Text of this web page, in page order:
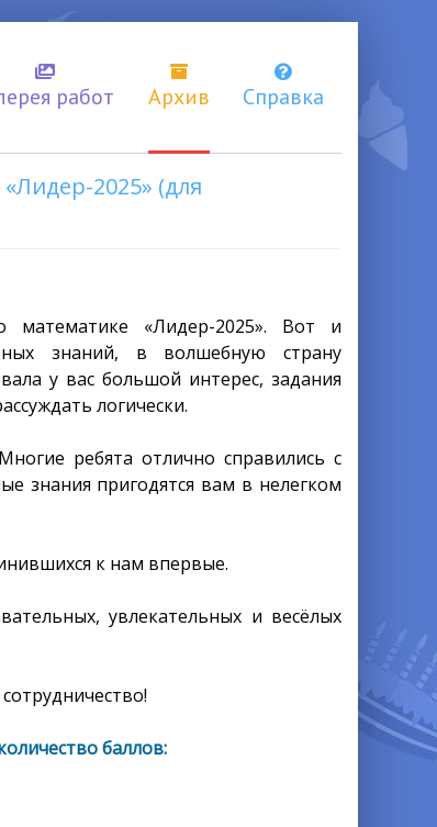
работ Архив Справка
2025» (для
«Лидер-2025». Вот и
знаний, в волшебную страну
у вас большой интерес, задания
логически.
Многие ребята отлично справились с
знания пригодятся вам в нелегком
к нам впервые.
увлекательных и весёлых
баллов: